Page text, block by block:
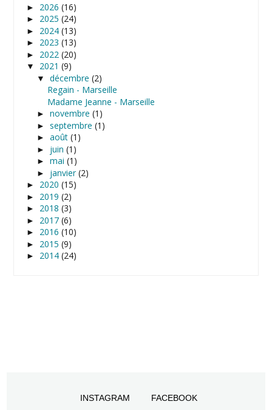
► 2026(16)
► 2025(24)
► 2024(13)
► 2023(13)
► 2022(20)
▼ 2021(9)
▼décembre(2)
Regain - Marseille
Madame Jeanne - Marseille
►novembre(1)
►septembre(1)
►août(1)
► juin(1)
►mai(1)
► janvier(2)
► 2020(15)
► 2019(2)
► 2018(3)
► 2017(6)
► 2016(10)
► 2015(9)
► 2014(24)
INSTAGRAM FACEBOOK